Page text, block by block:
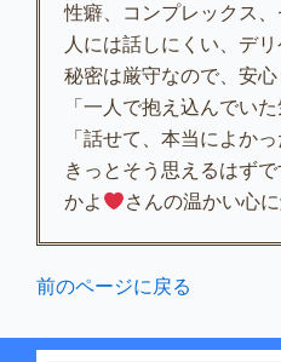
性癖、コンプレックス
人には話しにくい、デ
秘密は厳守なので、安
「一人で抱え込んでい
「話せて、本当によかっ
きっとそう思えるはずで
かよ
さんの温かい心
前のページに戻る